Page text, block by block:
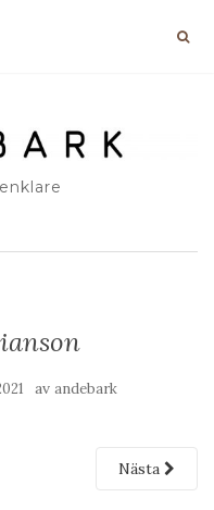
av andebark
Nästa